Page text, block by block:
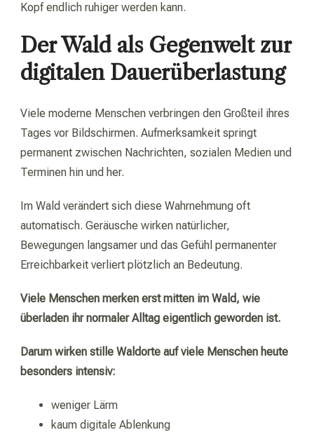
Kopf endlich ruhiger werden kann.
Der Wald als Gegenwelt zur
digitalen Dauerüberlastung
Viele moderne Menschen verbringen den Großteil ihres
Tages vor Bildschirmen. Aufmerksamkeit springt
permanent zwischen Nachrichten, sozialen Medien und
Terminen hin und her.
Im Wald verändert sich diese Wahrnehmung oft
automatisch. Geräusche wirken natürlicher,
Bewegungen langsamer und das Gefühl permanenter
Erreichbarkeit verliert plötzlich an Bedeutung.
Viele Menschen merken erst mitten im Wald, wie
überladen ihr normaler Alltag eigentlich geworden ist.
Darum wirken stille Waldorte auf viele Menschen heute
besonders intensiv:
weniger Lärm
kaum digitale Ablenkung